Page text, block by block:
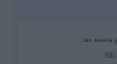
Jau esate